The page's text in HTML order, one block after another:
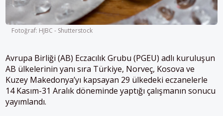
Fotoğraf: HJBC - Shutterstock
Avrupa Birliği (AB) Eczacılık Grubu (PGEU) adlı kuruluşun
AB ülkelerinin yanı sıra Türkiye, Norveç, Kosova ve
Kuzey Makedonya’yı kapsayan 29 ülkedeki eczanelerle
14 Kasım-31 Aralık döneminde yaptığı çalışmanın sonucu
yayımlandı.